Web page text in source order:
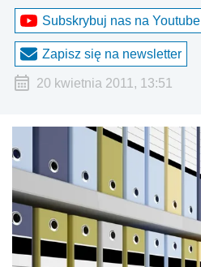
Subskrybuj nas na Youtube
Zapisz się na newsletter
20 kwietnia 2011, 13:51